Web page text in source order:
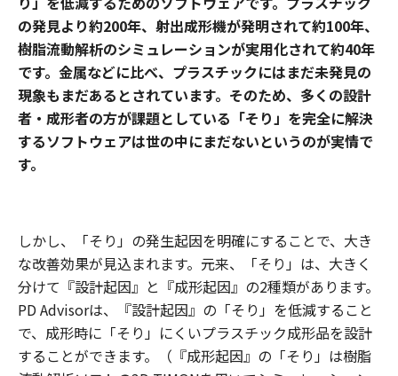
の発見より約200年、射出成形機が発明されて約100年、
樹脂流動解析のシミュレーションが実用化されて約40年
です。金属などに比べ、プラスチックにはまだ未発見の
現象もまだあるとされています。そのため、多くの設計
者・成形者の方が課題としている「そり」を完全に解決
するソフトウェアは世の中にまだないというのが実情で
す。
しかし、「そり」の発生起因を明確にすることで、大き
な改善効果が見込まれます。元来、「そり」は、大きく
分けて『設計起因』と『成形起因』の2種類があります。
PD Advisorは、『設計起因』の「そり」を低減すること
で、成形時に「そり」にくいプラスチック成形品を設計
することができます。（『成形起因』の「そり」は樹脂